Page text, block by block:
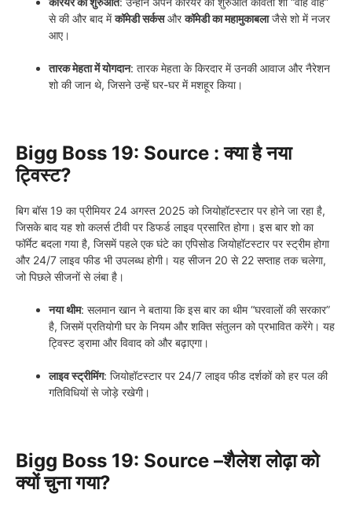
से की और बाद मेंकॉमेडी सर्कसऔरकॉमेडी का महामुकाबलाजैसे शो में नजर
आए।
तारक मेहता में योगदान: तारक मेहता के किरदार में उनकी आवाज और नैरेशन
शो की जान थे, जिसने उन्हें घर-घर में मशहूर किया।
Bigg Boss 19: Source : क्या है नया
ट्विस्ट?
बिग बॉस 19 का प्रीमियर 24 अगस्त 2025 को जियोहॉटस्टार पर होने जा रहा है,
जिसके बाद यह शो कलर्स टीवी पर डिफर्ड लाइव प्रसारित होगा। इस बार शो का
फॉर्मेट बदला गया है, जिसमें पहले एक घंटे का एपिसोड जियोहॉटस्टार पर स्ट्रीम होगा
और 24/7 लाइव फीड भी उपलब्ध होगी। यह सीजन 20 से 22 सप्ताह तक चलेगा,
जो पिछले सीजनों से लंबा है।
नया थीम: सलमान खान ने बताया कि इस बार का थीम “घरवालों की सरकार”
है, जिसमें प्रतियोगी घर के नियम और शक्ति संतुलन को प्रभावित करेंगे। यह
ट्विस्ट ड्रामा और विवाद को और बढ़ाएगा।
लाइव स्ट्रीमिंग: जियोहॉटस्टार पर 24/7 लाइव फीड दर्शकों को हर पल की
गतिविधियों से जोड़े रखेगी।
Bigg Boss 19: Source –शैलेश लोढ़ा को
क्यों चुना गया?